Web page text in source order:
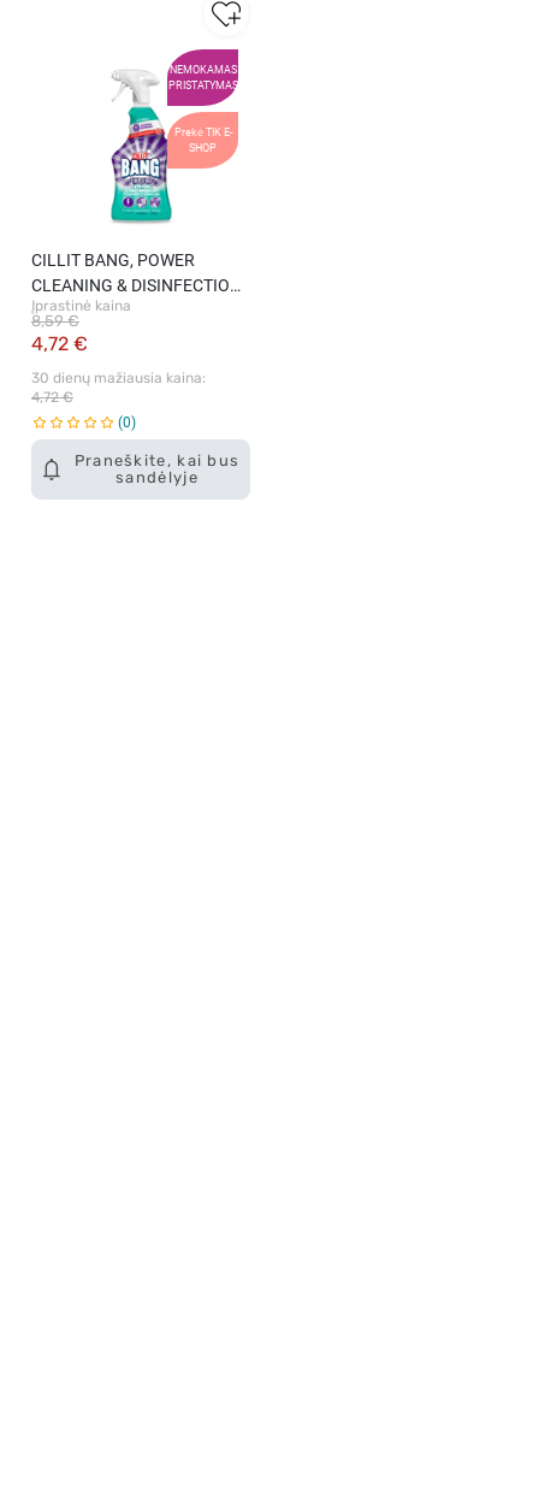
NEMOKAMAS
PRISTATYMAS
Prekė TIK E-
SHOP
Praneškite, kai bus
sandėlyje
CILLIT BANG, POWER
CLEANING & DISINFECTION,
dezinfekcinis valiklis, 750 ml
Įprastinė kaina
4,72 €
8,59 €
30 dienų mažiausia kaina:
4,72 €
0